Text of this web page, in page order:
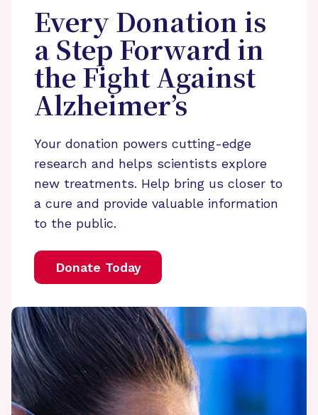
Every Donation is
a Step Forward in
the Fight Against
Alzheimer’s
Your donation powers cutting-edge
research and helps scientists explore
new treatments. Help bring us closer to
a cure and provide valuable information
to the public.
Donate Today